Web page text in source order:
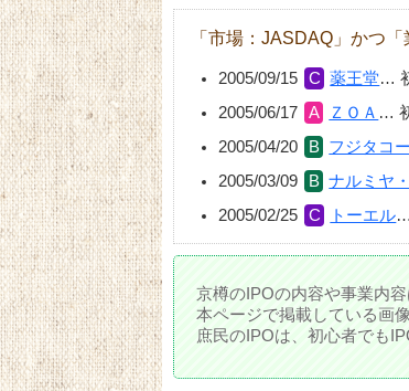
「市場：JASDAQ」かつ「
2005/09/15 薬王堂…
2005/06/17 ＺＯＡ …
2005/04/20 フジタコ
2005/03/09 ナルミヤ
2005/02/25 トーエル
京樽のIPOの内容や事業内容
本ページで掲載している画
庶民のIPOは、初心者でも